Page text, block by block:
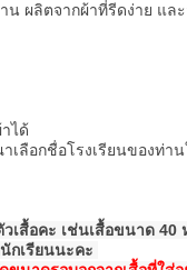
ผลิตจากผ้าที่รีดง่าย แล
ได้
เลือกชื่อโรงเรียนของท่า
สื้อคะ เช่นเสื้อขนาด 40
กเรียนนะคะ